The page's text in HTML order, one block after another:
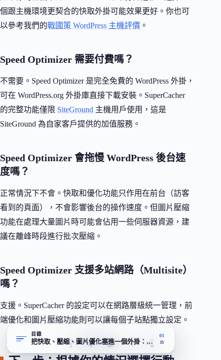
個跟主機環境更契合的快取外掛可能效果更好。你也可
以參考我們的戰國策 WordPress 主機評價 。
Speed Optimizer 需要付費嗎？
不需要。Speed Optimizer 是完全免費的 WordPress 外掛，
可在 WordPress.org 外掛庫直接下載安裝。SuperCacher
的完整功能僅限 SiteGround 主機用戶使用，這是
SiteGround 為自家客戶提供的加值服務。
Speed Optimizer 會拖慢 WordPress 後台速
度嗎？
正常情況下不會。快取和優化功能只作用在前台（訪客
看到的頁面），不會影響後台的操作速度。但圖片壓縮
功能在處理大量圖片時可能會佔用一些伺服器資源，建
議在離峰時段進行批次壓縮。
Speed Optimizer 支援多站網路（Multisite）
嗎？
支援。SuperCacher 的設定可以在網路層級統一管理，前
端優化和圖片壓縮功能則可以讓每個子站點獨立設定。
目錄
把快取、壓縮、圖片優化塞進一個外掛：免費方案裡少見的全包路
01
35